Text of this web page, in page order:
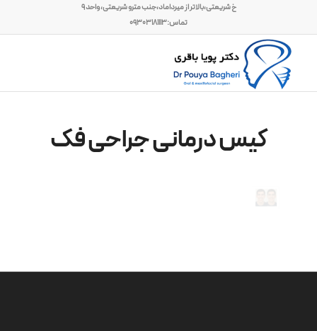
خ شریعتی،بالاتر از میرداماد،جنب مترو شریعتی، واحد ۹
تماس:۰۹۳۰۳۱۸۱۱۱۳
کیس درمانی جراحی فک